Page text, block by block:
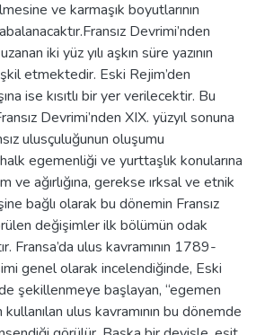
ve karmaşık boyutlarının
Devrimi’nden
iki yüz yılı aşkın süre yazının
etmektedir. Eski Rejim’den
ise kısıtlı bir yer verilecektir. Bu
Devrimi’nden XIX. yüzyıl sonuna
ulusçuluğunun oluşumu
egemenliği ve yurttaşlık konularına
ve ağırlığına, gerekse ırksal ve etnik
bağlı olarak bu dönemin Fransız
değişimler ilk bölümün odak
Fransa’da ulus kavramının 1789-
genel olarak incelendiğinde, Eski
şekillenmeye başlayan, “egemen
ulus kavramının bu dönemde